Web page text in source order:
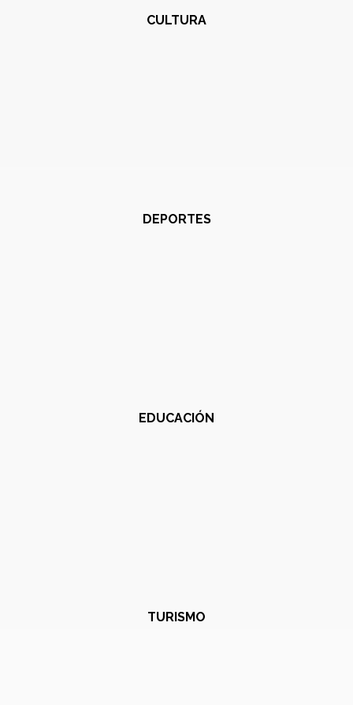
CULTURA
DEPORTES
EDUCACIÓN
TURISMO